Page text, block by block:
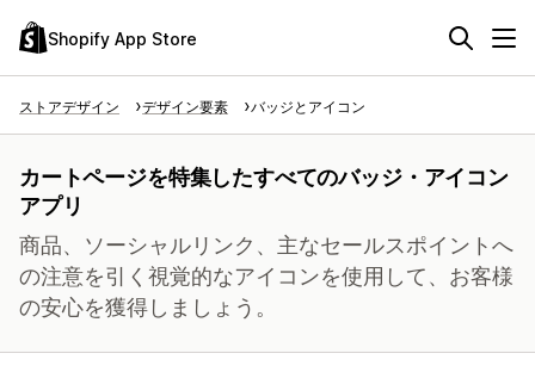
Shopify App Store
ストアデザイン デザイン要素 バッジとアイコン
カートページを特集したすべてのバッジ・アイコン
アプリ
商品、ソーシャルリンク、主なセールスポイントへ
の注意を引く視覚的なアイコンを使用して、お客様
の安心を獲得しましょう。